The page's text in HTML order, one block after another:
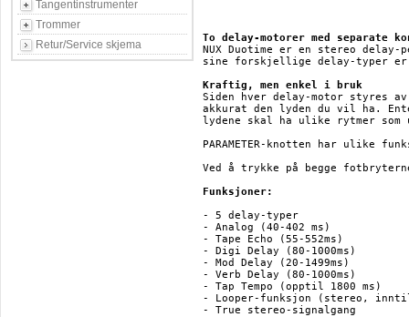
Tangentinstrumenter
Trommer
Retur/Service skjema
To delay-motorer med separate
NUX Duotime er en stereo
sine forskjellige delay-typer er
Kraftig, men enkel i bruk
Siden hver delay-motor styres
akkurat den lyden du vil ha.
lydene skal ha ulike rytmer
PARAMETER-knotten har ulike
Ved å trykke på begge
Funksjoner:
- 5 delay-typer
- Analog (40-402 ms)
- Tape Echo (55-552ms)
- Digi Delay (80-1000ms)
- Mod Delay (20-1499ms)
- Verb Delay (80-1000ms)
- Tap Tempo (opptil 1800 ms)
- Looper-funksjon (stereo,
- True stereo-signalgang